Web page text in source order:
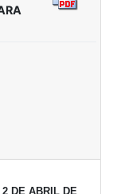
DE ABRIL DE